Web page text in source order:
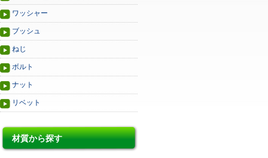
ワッシャー
ブッシュ
ねじ
ボルト
ナット
リベット
材質から探す